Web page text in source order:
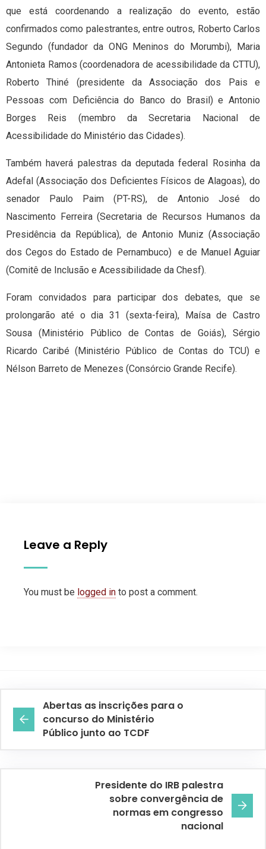
que está coordenando a realização do evento, estão
confirmados como palestrantes, entre outros, Roberto Carlos
Segundo (fundador da ONG Meninos do Morumbi), Maria
Antonieta Ramos (coordenadora de acessibilidade da CTTU),
Roberto Thiné (presidente da Associação dos Pais e
Pessoas com Deficiência do Banco do Brasil) e Antonio
Borges Reis (membro da Secretaria Nacional de
Acessibilidade do Ministério das Cidades).
Também haverá palestras da deputada federal Rosinha da
Adefal (Associação dos Deficientes Físicos de Alagoas), do
senador Paulo Paim (PT-RS), de Antonio José do
Nascimento Ferreira (Secretaria de Recursos Humanos da
Presidência da República), de Antonio Muniz (Associação
dos Cegos do Estado de Pernambuco) e de Manuel Aguiar
(Comitê de Inclusão e Acessibilidade da Chesf).
Foram convidados para participar dos debates, que se
prolongarão até o dia 31 (sexta-feira), Maísa de Castro
Sousa (Ministério Público de Contas de Goiás), Sérgio
Ricardo Caribé (Ministério Público de Contas do TCU) e
Nélson Barreto de Menezes (Consórcio Grande Recife).
Leave a Reply
You must be logged in to post a comment.
Abertas as inscrições para o
concurso do Ministério
Público junto ao TCDF
Presidente do IRB palestra
sobre convergência de
normas em congresso
nacional